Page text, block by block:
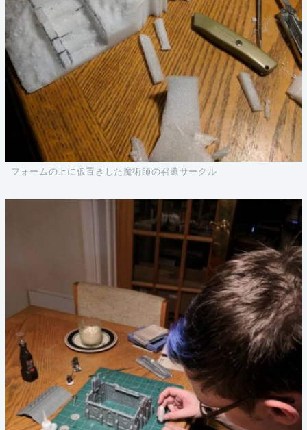
フォームの上に仮置きした魔術師の召還サークル